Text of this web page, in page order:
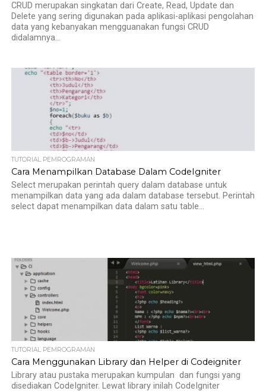
CRUD merupakan singkatan dari Create, Read, Update dan
Delete yang sering digunakan pada aplikasi-aplikasi pengolahan
data yang kebanyakan mengguanakan fungsi CRUD
didalamnya...
TUTORIAL PEMROGRAMAN
Cara Menampilkan Database Dalam CodeIgniter
Select merupakan perintah query dalam database untuk
menampilkan data yang ada dalam database tersebut. Perintah
select dapat menampilkan data dalam satu table...
TUTORIAL PEMROGRAMAN
Cara Menggunakan Library dan Helper di Codeigniter
Library atau pustaka merupakan kumpulan dan fungsi yang
disediakan CodeIgniter. Lewat library inilah CodeIgniter